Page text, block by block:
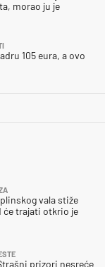
morao ju je
105 eura, a ovo
vala stiže
će trajati otkrio je
prizori nesreće